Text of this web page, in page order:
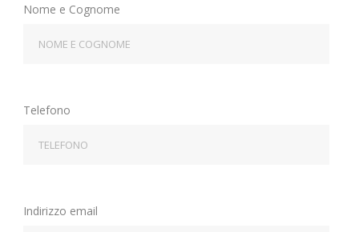
Nome e Cognome
Telefono
Indirizzo email